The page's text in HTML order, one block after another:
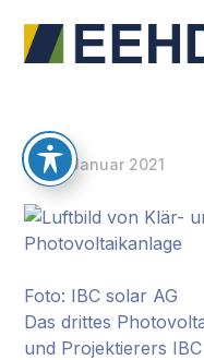
27. Januar 2021
Foto: IBC solar AG
Das drittes
und Projektierers